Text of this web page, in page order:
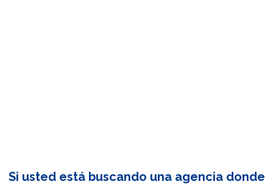
Si usted está buscando una agencia donde